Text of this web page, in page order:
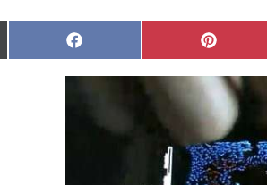
Compartir
en
Facebook
en